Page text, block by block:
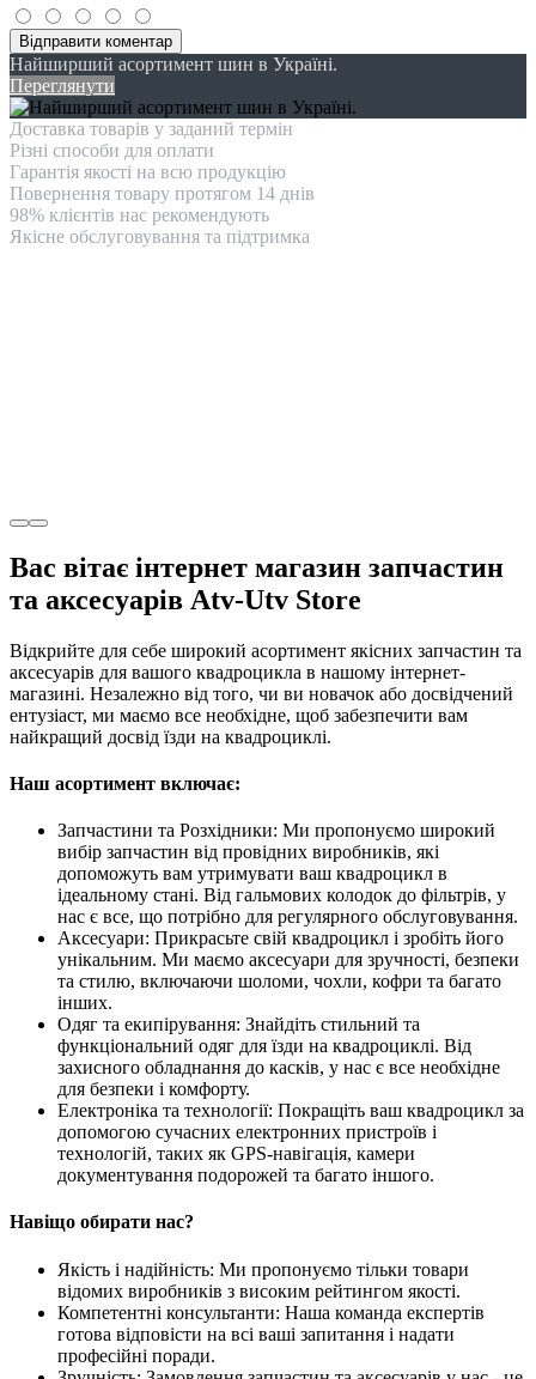
Відправити коментар
Найширший асортимент шин в Україні.
Переглянути
Доставка товарів у заданий термін
Різні способи для оплати
Гарантія якості на всю продукцію
Повернення товару протягом 14 днів
98% клієнтів нас рекомендують
Якісне обслуговування та підтримка
Вас вітає інтернет магазин запчастин
та аксесуарів Atv-Utv Store
Відкрийте для себе широкий асортимент якісних запчастин та
аксесуарів для вашого квадроцикла в нашому інтернет-
магазині. Незалежно від того, чи ви новачок або досвідчений
ентузіаст, ми маємо все необхідне, щоб забезпечити вам
найкращий досвід їзди на квадроциклі.
Наш асортимент включає:
Запчастини та Розхідники: Ми пропонуємо широкий
вибір запчастин від провідних виробників, які
допоможуть вам утримувати ваш квадроцикл в
ідеальному стані. Від гальмових колодок до фільтрів, у
нас є все, що потрібно для регулярного обслуговування.
Аксесуари: Прикрасьте свій квадроцикл і зробіть його
унікальним. Ми маємо аксесуари для зручності, безпеки
та стилю, включаючи шоломи, чохли, кофри та багато
інших.
Одяг та екипірування: Знайдіть стильний та
функціональний одяг для їзди на квадроциклі. Від
захисного обладнання до касків, у нас є все необхідне
для безпеки і комфорту.
Електроніка та технології: Покращіть ваш квадроцикл за
допомогою сучасних електронних пристроїв і
технологій, таких як GPS-навігація, камери
документування подорожей та багато іншого.
Навіщо обирати нас?
Якість і надійність: Ми пропонуємо тільки товари
відомих виробників з високим рейтингом якості.
Компетентні консультанти: Наша команда експертів
готова відповісти на всі ваші запитання і надати
професійні поради.